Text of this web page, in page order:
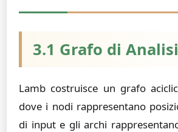
3.1 Grafo di
Lamb costruisce un grafo
dove i nodi rappresentano
di input e gli archi